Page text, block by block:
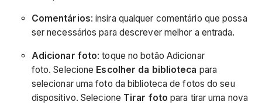
Comentários: insira qualquer comentário que possa
ser necessários para descrever melhor a entrada.
Adicionar foto: toque no botão Adicionar
foto. Selecione Escolher da biblioteca para
selecionar uma foto da biblioteca de fotos do seu
dispositivo. Selecione Tirar foto para tirar uma nova